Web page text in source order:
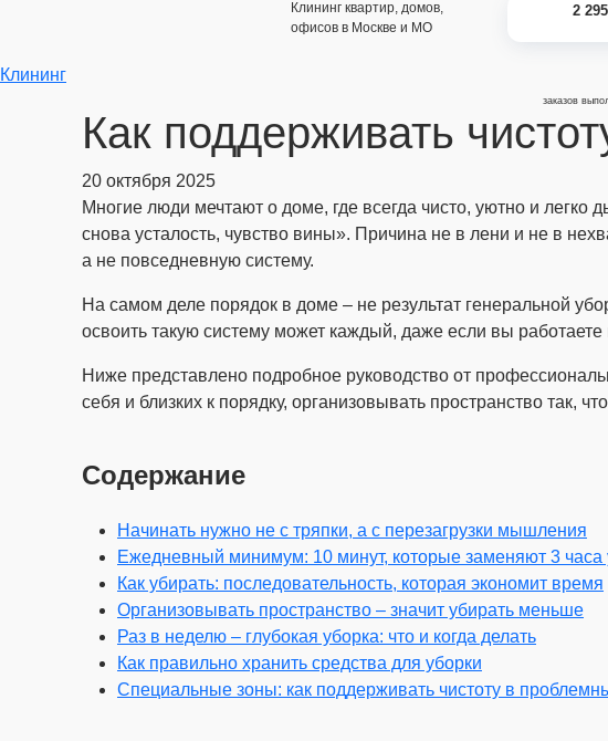
Клининг квартир, домов,
офисов в Москве и МО
2
заказов
Клининг
Как поддерживать
20 октября 2025
Многие люди мечтают о доме, где всегда чисто, уютно и
снова усталость, чувство вины». Причина не в лени и не в
а не повседневную систему.
На самом деле порядок в доме – не результат генеральной
освоить такую систему может каждый, даже если вы
Ниже представлено подробное руководство от
себя и близких к порядку, организовывать пространство так,
Содержание
Начинать нужно не с тряпки, а с перезагрузки мышления
Ежедневный минимум: 10 минут, которые заменяют 3 часа
Как убирать: последовательность, которая экономит время
Организовывать пространство – значит убирать меньше
Раз в неделю – глубокая уборка: что и когда делать
Как правильно хранить средства для уборки
Специальные зоны: как поддерживать чистоту в